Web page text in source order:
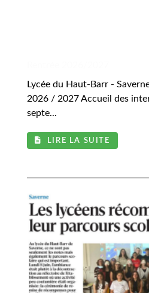
Lycée du Haut-Barr -
2026 / 2027 Accueil des
septe...
LIRE LA SUITE